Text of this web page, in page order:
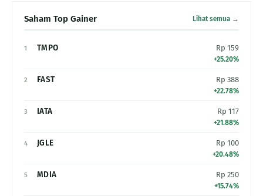
Saham Top Gainer Lihat semua →
1 TMPO Rp 159
+25.20%
2 FAST Rp 388
+22.78%
3 IATA Rp 117
+21.88%
4 JGLE Rp 100
+20.48%
5 MDIA Rp 250
+15.74%